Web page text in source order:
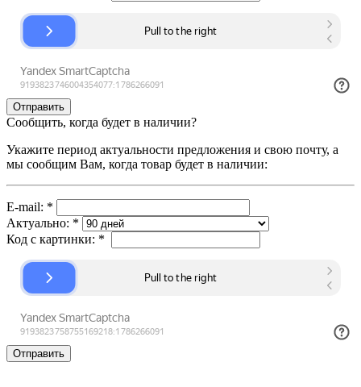
Сообщить, когда будет в наличии?
Укажите период актуальности предложения и свою почту, а
мы сообщим Вам, когда товар будет в наличии:
E-mail: *
Актуально: *
Код с картинки: *